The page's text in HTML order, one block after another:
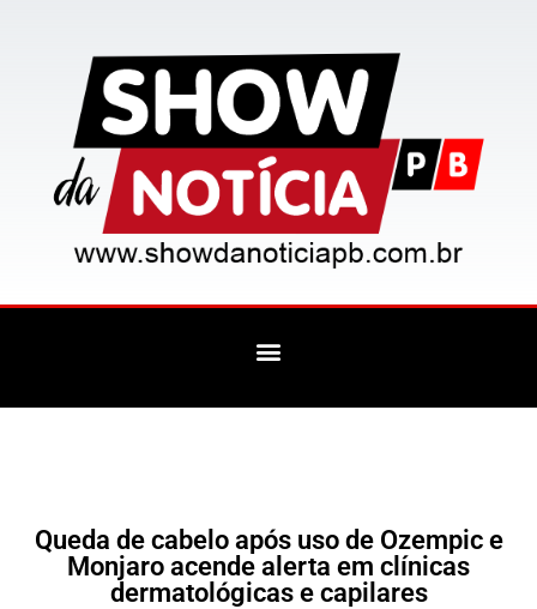
Queda de cabelo após uso de Ozempic e
Monjaro acende alerta em clínicas
dermatológicas e capilares